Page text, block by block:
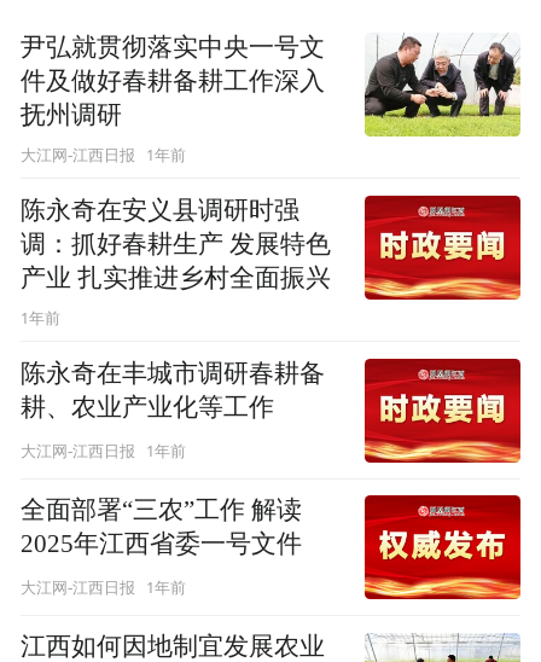
尹弘就贯彻落实中央一号文
件及做好春耕备耕工作深入
抚州调研
大江网-江西日报 1年前
陈永奇在安义县调研时强
调：抓好春耕生产 发展特色
产业 扎实推进乡村全面振兴
1年前
陈永奇在丰城市调研春耕备
耕、农业产业化等工作
大江网-江西日报 1年前
全面部署“三农”工作 解读
2025年江西省委一号文件
大江网-江西日报 1年前
江西如何因地制宜发展农业